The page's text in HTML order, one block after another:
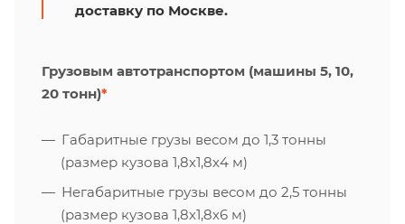
доставку по Москве.
Грузовым автотранспортом (машины 5, 10,
20 тонн)*
Габаритные грузы весом до 1,3 тонны
(размер кузова 1,8х1,8х4 м)
Негабаритные грузы весом до 2,5 тонны
(размер кузова 1,8х1,8х6 м)